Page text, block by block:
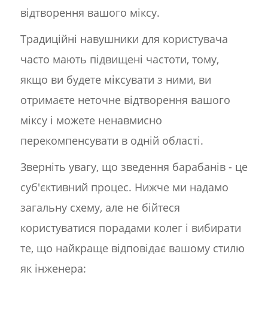
відтворення вашого міксу.
Традиційні навушники для користувача
часто мають підвищені частоти, тому,
якщо ви будете міксувати з ними, ви
отримаєте неточне відтворення вашого
міксу і можете ненавмисно
перекомпенсувати в одній області.
Зверніть увагу, що зведення барабанів - це
суб'єктивний процес. Нижче ми надамо
загальну схему, але не бійтеся
користуватися порадами колег і вибирати
те, що найкраще відповідає вашому стилю
як інженера: